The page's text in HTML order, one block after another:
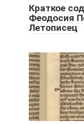
Краткое
Феодосия
Летописец